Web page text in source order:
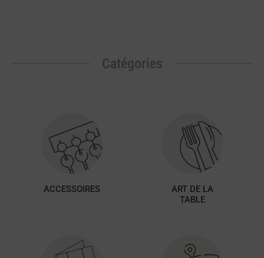
Catégories
ACCESSOIRES
ART DE LA
TABLE